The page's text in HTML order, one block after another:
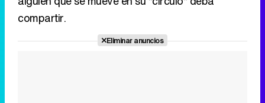
compartir.
Eliminar anuncios